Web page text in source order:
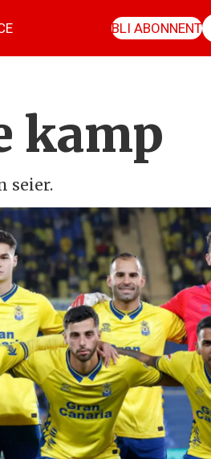
BLI ABONNENT
kamp
seier.